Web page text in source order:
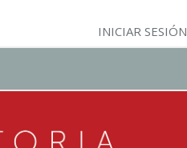
INICIAR SESIÓN